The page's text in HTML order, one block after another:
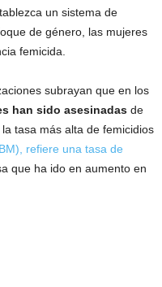
un sistema de
de género, las mujeres
femicida.
subrayan que en los
han sido asesinadas de
tasa más alta de femicidios
refiere una tasa de
que ha ido en aumento en